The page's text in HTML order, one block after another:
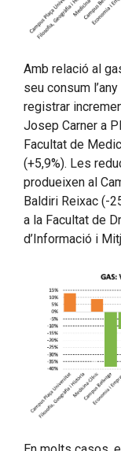
Amb relació al
seu consum
registrar
Josep Carner a
Facultat de
(+5,9%). Les
produeixen al
Baldiri Reixac (-
a la Facultat de
d’Informació i